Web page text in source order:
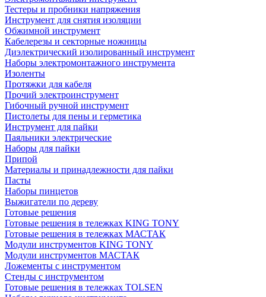
Тестеры и пробники напряжения
Инструмент для снятия изоляции
Обжимной инструмент
Кабелерезы и секторные ножницы
Диэлектрический изолированный инструмент
Наборы электромонтажного инструмента
Изоленты
Протяжки для кабеля
Прочий электроинструмент
Гибочный ручной инструмент
Пистолеты для пены и герметика
Инструмент для пайки
Паяльники электрические
Наборы для пайки
Припой
Материалы и принадлежности для пайки
Пасты
Наборы пинцетов
Выжигатели по дереву
Готовые решения
Готовые решения в тележках KING TONY
Готовые решения в тележках МАСТАК
Модули инструментов KING TONY
Модули инструментов МАСТАК
Ложементы с инструментом
Стенды с инструментом
Готовые решения в тележках TOLSEN